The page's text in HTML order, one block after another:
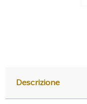
Descrizione